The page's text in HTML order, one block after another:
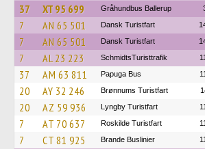
37 XT 95 699 Gråhundbus Ballerup
7 AN 65 501 Dansk Turistfart
7 AN 65 501 Dansk Turistfart
7 AL 23 223 SchmidtsTuristtrafik
37 AM 63 811 Papuga Bus
20 AY 32 246 Brønnums Turistfart
20 AZ 59 936 Lyngby Turistfart
7 AT 70 637 Roskilde Turistfart
7 CT 81 925 Brande Buslinier